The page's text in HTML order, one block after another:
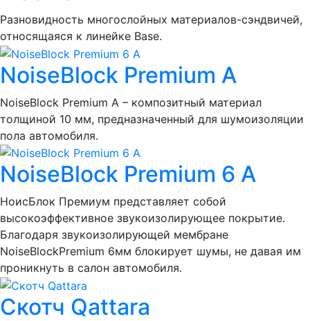
Разновидность многослойных материалов-сэндвичей,
относящаяся к линейке Base.
NoiseBlock Premium A
NoiseBlock Premium A – композитный материал
толщиной 10 мм, предназначенный для шумоизоляции
пола автомобиля.
NoiseBlock Premium 6 A
НоисБлок Премиум представляет собой
высокоэффективное звукоизолирующее покрытие.
Благодаря звукоизолирующей мембране
NoiseBlockPremium 6мм блокирует шумы, не давая им
проникнуть в салон автомобиля.
Скотч Qattara